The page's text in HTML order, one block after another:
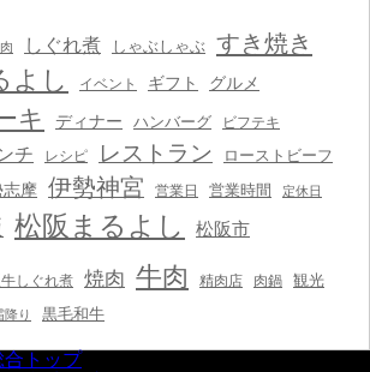
しぐれ煮 しゃぶしゃぶ すき焼き
よし イベント ギフト グルメ
キ ディナー ハンバーグ ビフテキ
チ レシピ レストラン ローストビーフ
摩 伊勢神宮 営業日 営業時間 定休日
松阪まるよし 松阪市
しぐれ煮 焼肉 牛肉 精肉店 肉鍋 観光
降り 黒毛和牛